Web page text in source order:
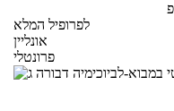
לפרופיל המלא
אונליין
פרונטלי